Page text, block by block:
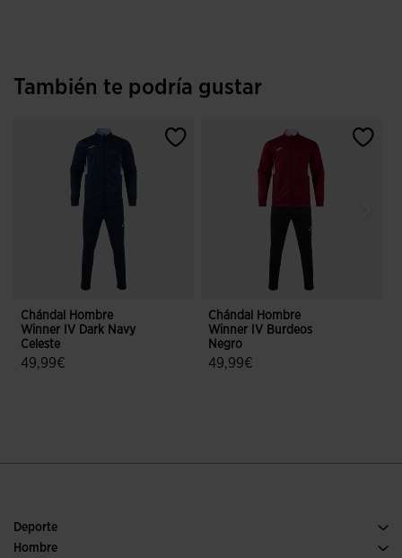
También te podría gustar
Chándal Hombre
Winner IV Dark Navy
Celeste
49,99€
Chándal Hombre
Winner IV Burdeos
Negro
49,99€
Deporte
Running
Hombre